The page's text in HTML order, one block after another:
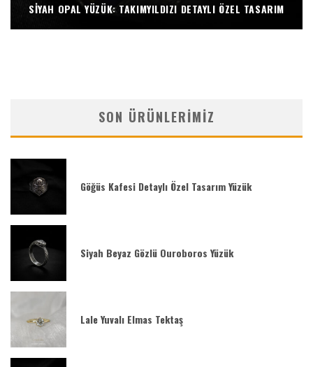
SIYAH OPAL YÜZÜK: TAKIMYILDIZI DETAYLI ÖZEL TASARIM
SON ÜRÜNLERIMIZ
Göğüs Kafesi Detaylı Özel Tasarım Yüzük
Siyah Beyaz Gözlü Ouroboros Yüzük
Lale Yuvalı Elmas Tektaş